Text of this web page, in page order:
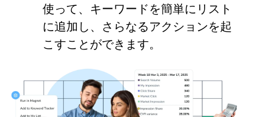
使って、キーワードを簡単にリスト
に追加し、さらなるアクションを起
こすことができます。